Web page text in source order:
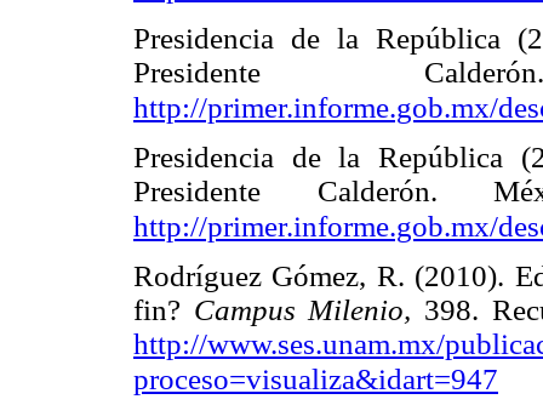
Presidencia de la República
Presidente
http://primer.informe.gob.mx/
Presidencia de la República
Presidente Calderón.
http://primer.informe.gob.mx/
Rodríguez Gómez, R. (2010).
fin? Campus Milenio, 398.
http://www.ses.unam.mx/
proceso=visualiza&idart=947